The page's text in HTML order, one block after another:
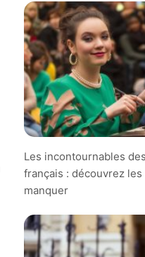
Les incontournables
français : découvrez
manquer